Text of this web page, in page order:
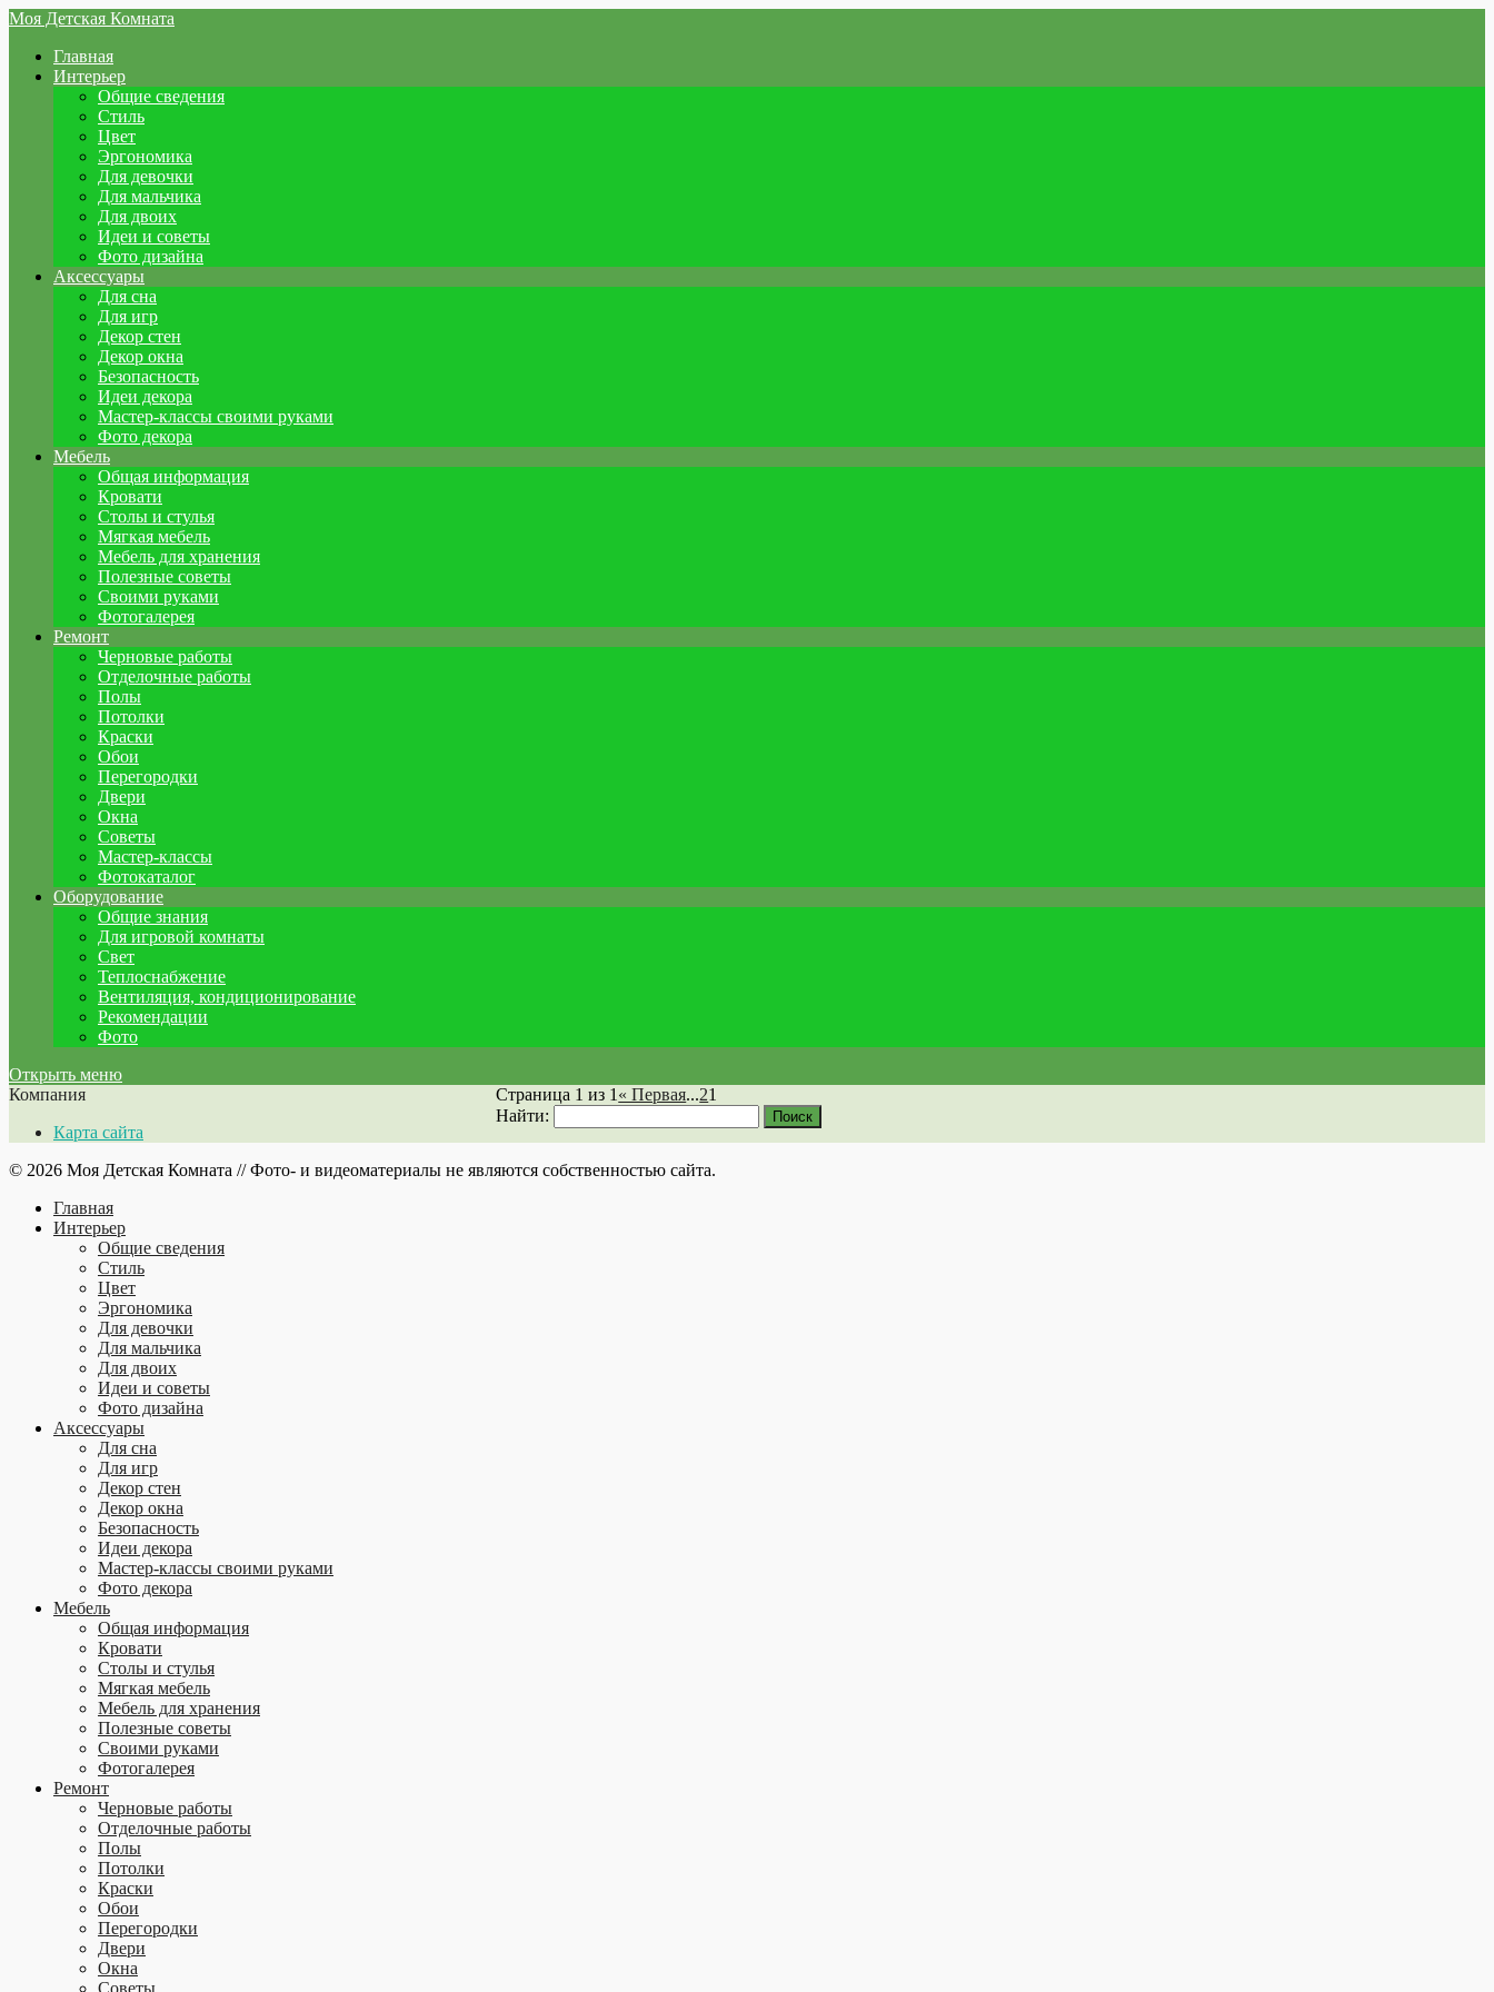
Моя Детская Комната
Главная
Интерьер
Общие сведения
Стиль
Цвет
Эргономика
Для девочки
Для мальчика
Для двоих
Идеи и советы
Фото дизайна
Аксессуары
Для сна
Для игр
Декор стен
Декор окна
Безопасность
Идеи декора
Мастер-классы своими руками
Фото декора
Мебель
Общая информация
Кровати
Столы и стулья
Мягкая мебель
Мебель для хранения
Полезные советы
Своими руками
Фотогалерея
Ремонт
Черновые работы
Отделочные работы
Полы
Потолки
Краски
Обои
Перегородки
Двери
Окна
Советы
Мастер-классы
Фотокаталог
Оборудование
Общие знания
Для игровой комнаты
Свет
Теплоснабжение
Вентиляция, кондиционирование
Рекомендации
Фото
Открыть меню
Страница 1 из 1 « Первая...21
Найти:
Компания
Карта сайта
© 2026 Моя Детская Комната // Фото- и видеоматериалы не являются собственностью сайта.
Главная
Интерьер
Общие сведения
Стиль
Цвет
Эргономика
Для девочки
Для мальчика
Для двоих
Идеи и советы
Фото дизайна
Аксессуары
Для сна
Для игр
Декор стен
Декор окна
Безопасность
Идеи декора
Мастер-классы своими руками
Фото декора
Мебель
Общая информация
Кровати
Столы и стулья
Мягкая мебель
Мебель для хранения
Полезные советы
Своими руками
Фотогалерея
Ремонт
Черновые работы
Отделочные работы
Полы
Потолки
Краски
Обои
Перегородки
Двери
Окна
Советы